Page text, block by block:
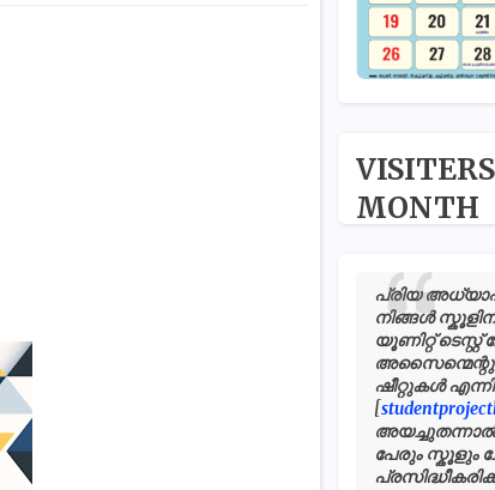
MONTH
പ്രിയ
നിങ്ങൾ
യൂണിറ്റ്
അസൈന്മെന്റു
ഷീറ്റുകൾ
[
പേരും സ്കൂളും